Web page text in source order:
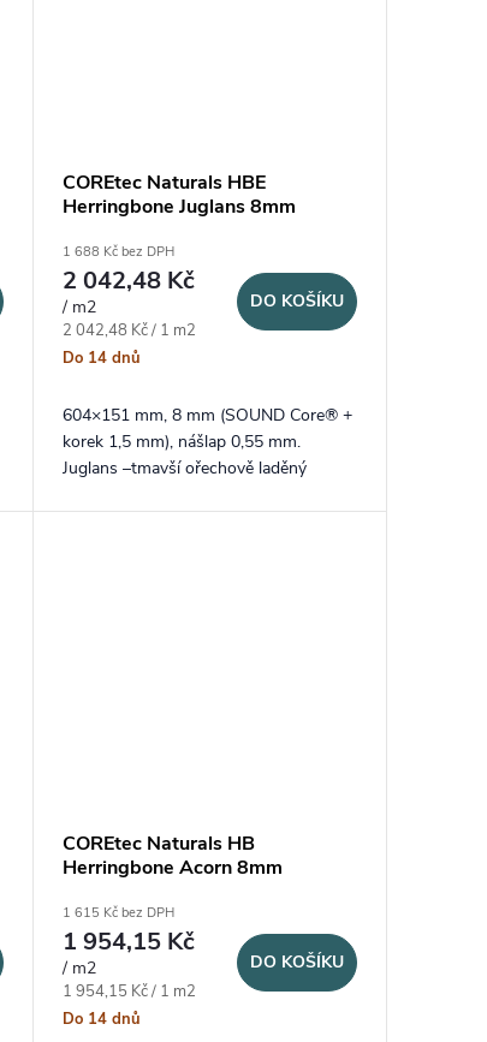
COREtec Naturals HBE
Herringbone Juglans 8mm
1 688 Kč bez DPH
2 042,48 Kč
/ m2
Měrná cena:
2 042,48 Kč / 1 m2
Do 14 dnů
DO KOŠÍKU
604×151 mm, 8 mm (SOUND Core® +
korek 1,5 mm), nášlap 0,55 mm.
Juglans –tmavší ořechově laděný
COREtec Naturals HB
Herringbone Acorn 8mm
1 615 Kč bez DPH
1 954,15 Kč
/ m2
Měrná cena:
1 954,15 Kč / 1 m2
Do 14 dnů
DO KOŠÍKU